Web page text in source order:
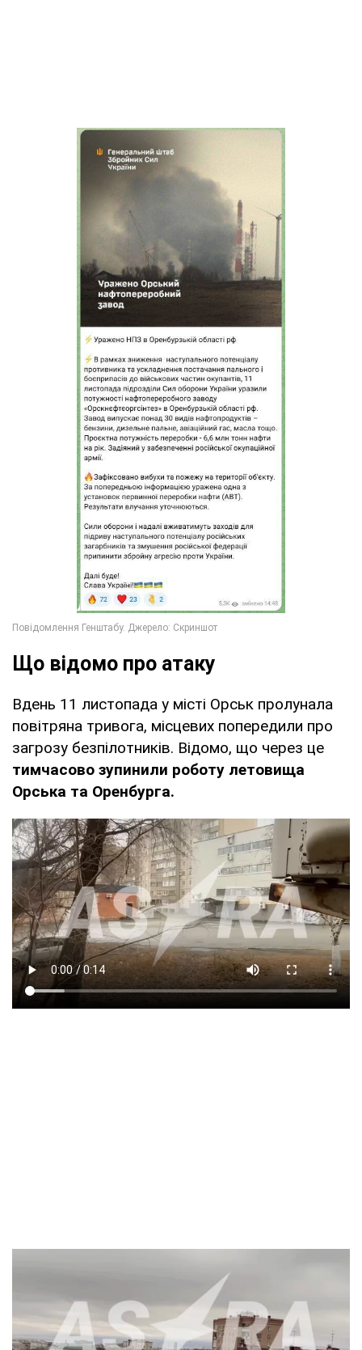
Що відомо про атаку
Вдень 11 листопада у місті Орськ пролунала
повітряна тривога, місцевих попередили про
загрозу безпілотників. Відомо, що через це
тимчасово зупинили роботу летовища
Орська та Оренбурга.